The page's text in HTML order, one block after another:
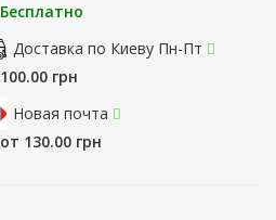
Бесплатно
Доставка по Киеву Пн-Пт
100.00 грн
Новая почта
от 130.00 грн